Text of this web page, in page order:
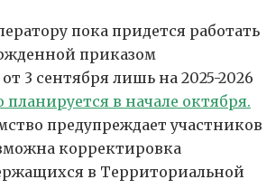
пока придется работать
приказом
3 сентября лишь на 2025-2026
планируется в начале октября.
предупреждает участников
корректировка
в Территориальной